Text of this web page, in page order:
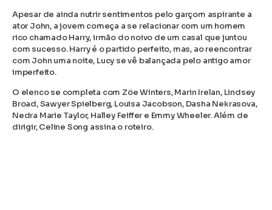
Apesar de ainda nutrir sentimentos pelo garçom aspirante a
ator John, a jovem começa a se relacionar com um homem
rico chamado Harry, irmão do noivo de um casal que juntou
com sucesso. Harry é o partido perfeito, mas, ao reencontrar
com John uma noite, Lucy se vê balançada pelo antigo amor
imperfeito.
O elenco se completa com Zöe Winters, Marin Irelan, Lindsey
Broad, Sawyer Spielberg, Louisa Jacobson, Dasha Nekrasova,
Nedra Marie Taylor, Halley Feiffer e Emmy Wheeler. Além de
dirigir, Celine Song assina o roteiro.